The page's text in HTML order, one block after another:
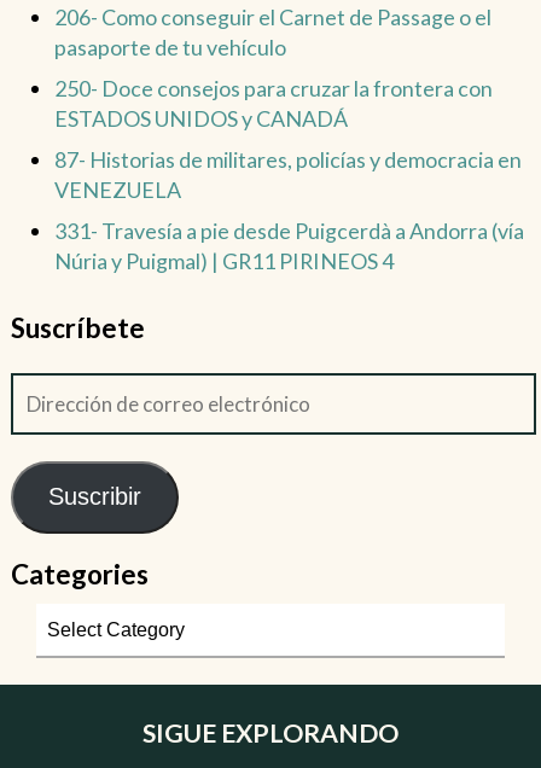
206- Como conseguir el Carnet de Passage o el
pasaporte de tu vehículo
250- Doce consejos para cruzar la frontera con
ESTADOS UNIDOS y CANADÁ
87- Historias de militares, policías y democracia en
VENEZUELA
331- Travesía a pie desde Puigcerdà a Andorra (vía
Núria y Puigmal) | GR11 PIRINEOS 4
Suscríbete
Suscribir
Categories
SIGUE EXPLORANDO